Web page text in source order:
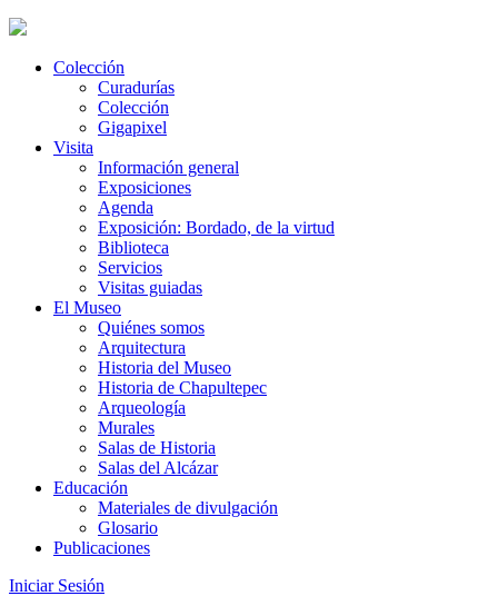
Colección
Curadurías
Colección
Gigapixel
Visita
Información general
Exposiciones
Agenda
Exposición: Bordado, de la virtud
Biblioteca
Servicios
Visitas guiadas
El Museo
Quiénes somos
Arquitectura
Historia del Museo
Historia de Chapultepec
Arqueología
Murales
Salas de Historia
Salas del Alcázar
Educación
Materiales de divulgación
Glosario
Publicaciones
Iniciar Sesión